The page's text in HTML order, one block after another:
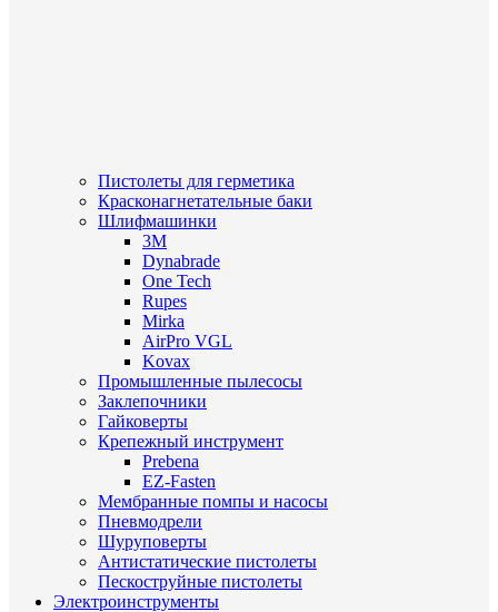
Пистолеты для герметика
Красконагнетательные баки
Шлифмашинки
3M
Dynabrade
One Tech
Rupes
Mirka
AirPro VGL
Kovax
Промышленные пылесосы
Заклепочники
Гайковерты
Крепежный инструмент
Prebena
EZ-Fasten
Мембранные помпы и насосы
Пневмодрели
Шуруповерты
Антистатические пистолеты
Пескоструйные пистолеты
Электроинструменты